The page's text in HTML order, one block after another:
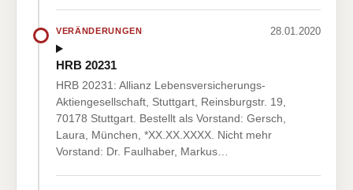
VERÄNDERUNGEN 28.01.2020
HRB 20231
HRB 20231: Allianz Lebensversicherungs-
Aktiengesellschaft, Stuttgart, Reinsburgstr. 19,
70178 Stuttgart. Bestellt als Vorstand: Gersch,
Laura, München, *XX.XX.XXXX. Nicht mehr
Vorstand: Dr. Faulhaber, Markus…